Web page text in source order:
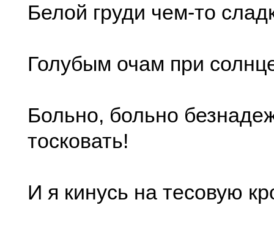
Белой груди чем-то
Голубым очам при
Больно, больно
тосковать!
И я кинусь на тесовую